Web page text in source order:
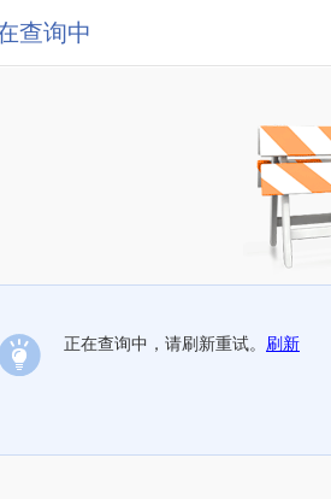
查询中
正在查询中，请刷新重试。 刷新